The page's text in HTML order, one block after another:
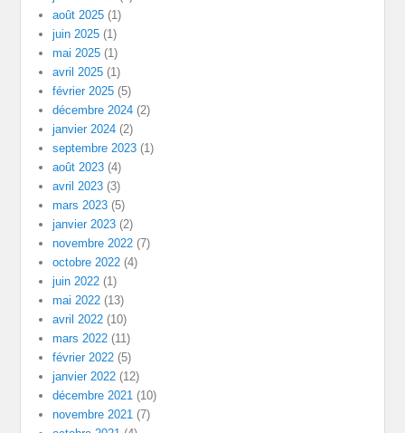
août 2025 (1)
juin 2025 (1)
mai 2025 (1)
avril 2025 (1)
février 2025 (5)
décembre 2024 (2)
janvier 2024 (2)
septembre 2023 (1)
août 2023 (4)
avril 2023 (3)
mars 2023 (5)
janvier 2023 (2)
novembre 2022 (7)
octobre 2022 (4)
juin 2022 (1)
mai 2022 (13)
avril 2022 (10)
mars 2022 (11)
février 2022 (5)
janvier 2022 (12)
décembre 2021 (10)
novembre 2021 (7)